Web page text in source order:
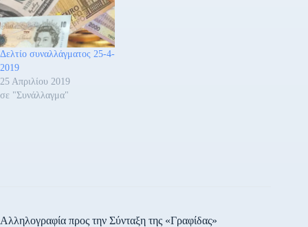
Δελτίο συναλλάγματος 25-4-
2019
25 Απριλίου 2019
σε "Συνάλλαγμα"
Αλληλογραφία προς την Σύνταξη της «Γραφίδας»